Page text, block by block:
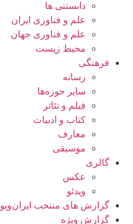
دانستنی ها
علم و فناوری ایران
علم و فناوری جهان
محیط زیست
فرهنگی
رسانه
سایر حوزه‌ها
فیلم و تئاتر
کتاب و ادبیات
معارف
موسیقی
گالری
عکس
ویدئو
گزارش های منتخب ایران‌ویو۲۴
گزارش ویژه